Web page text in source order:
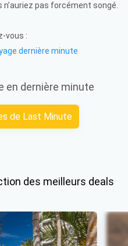
pas forcément songé.
vous :
dernière minute
en dernière minute
de Last Minute
des meilleurs deals